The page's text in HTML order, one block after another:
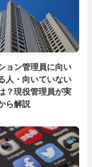
ョン管理員に向い
人・向いていない
？現役管理員が実
ら解説